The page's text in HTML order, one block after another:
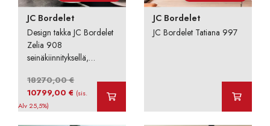
JC Bordelet
Design takka JC Bordelet
Zelia 908
seinäkiinnityksellä,
18270,00€
Alkuperäinen
hinta
10799,00€ Nykyinen
(sis.
Alv 25,5%)
JC Bordelet
JC Bordelet Tatiana 997